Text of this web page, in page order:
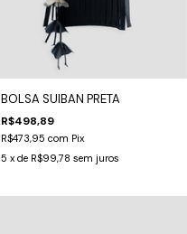
BOLSA SUIBAN PRETA
R$498,89
R$473,95 com Pix
5 x de R$99,78 sem juros